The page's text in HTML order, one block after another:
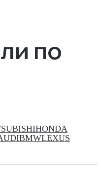
по
HONDA
BMWLEXUS